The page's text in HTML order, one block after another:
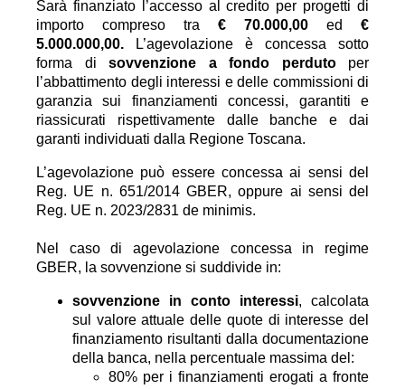
Sarà finanziato l’accesso al credito per progetti di
importo compreso tra € 70.000,00 ed €
5.000.000,00. L’agevolazione è concessa sotto
forma di sovvenzione a fondo perdutoper
l’abbattimento degli interessi e delle commissioni di
garanzia sui finanziamenti concessi, garantiti e
riassicurati rispettivamente dalle banche e dai
garanti individuati dalla Regione Toscana.
L’agevolazione può essere concessa ai sensi del
Reg. UE n. 651/2014 GBER, oppure ai sensi del
Reg. UE n. 2023/2831 de minimis.
Nel caso di agevolazione concessa in regime
GBER, la sovvenzione si suddivide in:
sovvenzione in conto interessi, calcolata
sul valore attuale delle quote di interesse del
finanziamento risultanti dalla documentazione
della banca, nella percentuale massima del:
80% per i finanziamenti erogati a fronte